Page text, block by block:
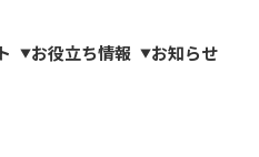
▼お役立ち情報 ▼お知らせ